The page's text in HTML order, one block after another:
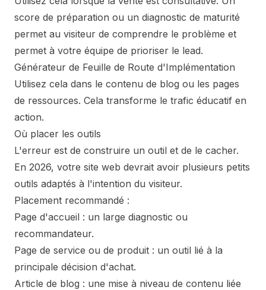
score de préparation ou un diagnostic de maturité
permet au visiteur de comprendre le problème et
permet à votre équipe de prioriser le lead.
Générateur de Feuille de Route d'Implémentation
Utilisez cela dans le contenu de blog ou les pages
de ressources. Cela transforme le trafic éducatif en
action.
Où placer les outils
L'erreur est de construire un outil et de le cacher.
En 2026, votre site web devrait avoir plusieurs petits
outils adaptés à l'intention du visiteur.
Placement recommandé :
Page d'accueil : un large diagnostic ou
recommandateur.
Page de service ou de produit : un outil lié à la
principale décision d'achat.
Article de blog : une mise à niveau de contenu liée